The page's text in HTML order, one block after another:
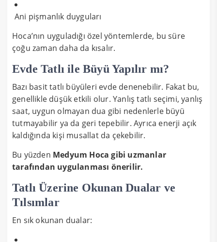
Ani pişmanlık duyguları
Hoca’nın uyguladığı özel yöntemlerde, bu süre
çoğu zaman daha da kısalır.
Evde Tatlı ile Büyü Yapılır mı?
Bazı basit tatlı büyüleri evde denenebilir. Fakat bu,
genellikle düşük etkili olur. Yanlış tatlı seçimi, yanlış
saat, uygun olmayan dua gibi nedenlerle büyü
tutmayabilir ya da geri tepebilir. Ayrıca enerji açık
kaldığında kişi musallat da çekebilir.
Bu yüzden Medyum Hoca gibi uzmanlar
tarafından uygulanması önerilir.
Tatlı Üzerine Okunan Dualar ve
Tılsımlar
En sık okunan dualar: